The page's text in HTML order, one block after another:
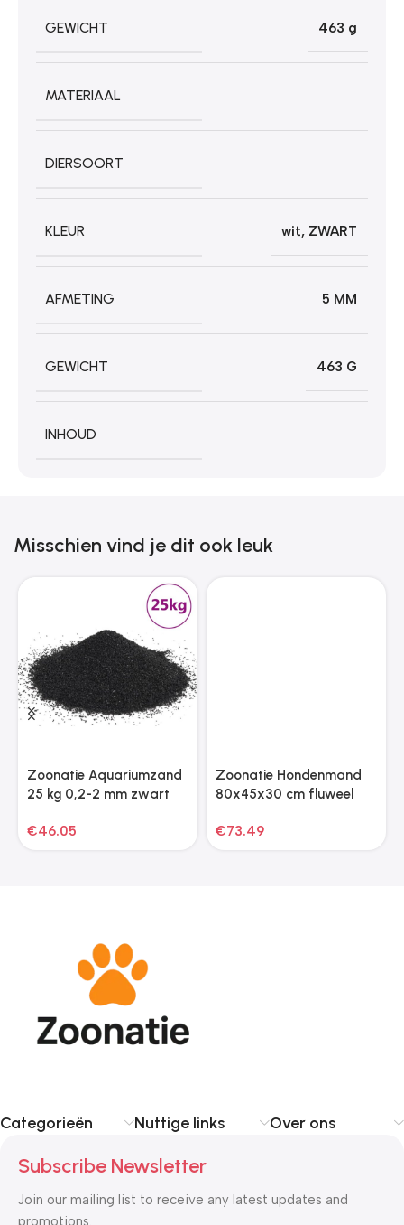
GEWICHT 463 g
MATERIAAL
DIERSOORT
KLEUR wit, ZWART
AFMETING 5 MM
GEWICHT 463 G
INHOUD
Misschien vind je dit ook leuk
Zoonatie Aquariumzand
25 kg 0,2-2 mm zwart
€46.05
Zoonatie Hondenmand
80x45x30 cm fluweel
€73.49
Categorieën Nuttige links Over ons
Subscribe Newsletter
Join our mailing list to receive any latest updates and
promotions.